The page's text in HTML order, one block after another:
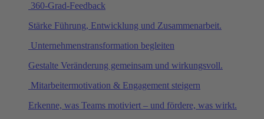
360-Grad-Feedback
Stärke Führung, Entwicklung und Zusammenarbeit.
Unternehmenstransformation begleiten
Gestalte Veränderung gemeinsam und wirkungsvoll.
Mitarbeitermotivation & Engagement steigern
Erkenne, was Teams motiviert – und fördere, was wirkt.